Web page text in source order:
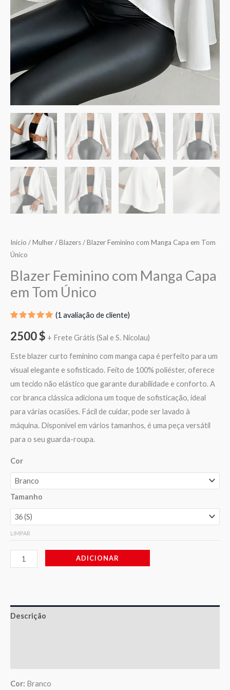
Início /Mulher/Blazers/ Blazer Feminino com Manga Capa em Tom
Único
Blazer Feminino com Manga Capa
em Tom Único
com5.00
em 5 com
classificação
(1 avaliação de cliente)
2500$ + Frete Grátis (Sal e S. Nicolau)
Este blazer curto feminino com manga capa é perfeito para um
visual elegante e sofisticado. Feito de 100% poliéster, oferece
um tecido não elástico que garante durabilidade e conforto. A
cor branca clássica adiciona um toque de sofisticação, ideal
para várias ocasiões. Fácil de cuidar, pode ser lavado à
máquina. Disponível em vários tamanhos, é uma peça versátil
para o seu guarda-roupa.
Cor
Tamanho
LIMPAR
ADICIONAR
Descrição
Cor: Branco